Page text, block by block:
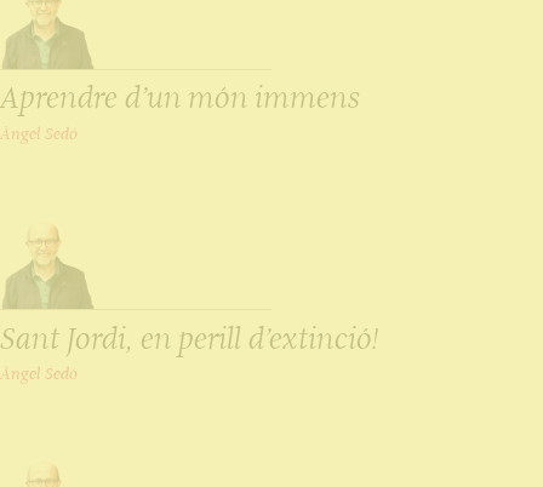
Aprendre d’un món immens
Àngel Sedó
Sant Jordi, en perill d’extinció!
Àngel Sedó